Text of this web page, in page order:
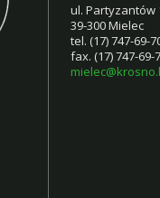
ul. Partyzantów
39-300 Mielec
tel. (17) 747-69-
fax. (17) 747-69-